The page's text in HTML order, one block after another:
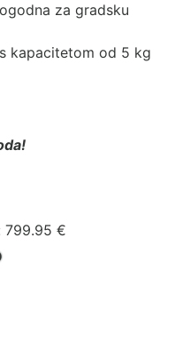
za gradsku
kapacitetom od 5 kg
799.95 €